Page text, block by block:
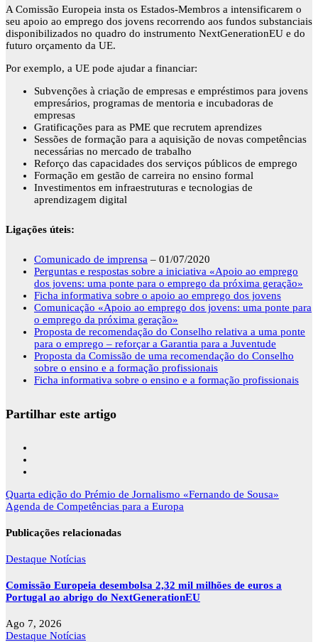
A Comissão Europeia insta os Estados-Membros a intensificarem o
seu apoio ao emprego dos jovens recorrendo aos fundos substanciais
disponibilizados no quadro do instrumento NextGenerationEU e do
futuro orçamento da UE.
Por exemplo, a UE pode ajudar a financiar:
Subvenções à criação de empresas e empréstimos para jovens
empresários, programas de mentoria e incubadoras de
empresas
Gratificações para as PME que recrutem aprendizes
Sessões de formação para a aquisição de novas competências
necessárias no mercado de trabalho
Reforço das capacidades dos serviços públicos de emprego
Formação em gestão de carreira no ensino formal
Investimentos em infraestruturas e tecnologias de
aprendizagem digital
Ligações úteis:
Comunicado de imprensa – 01/07/2020
Perguntas e respostas sobre a iniciativa «Apoio ao emprego
dos jovens: uma ponte para o emprego da próxima geração»
Ficha informativa sobre o apoio ao emprego dos jovens
Comunicação «Apoio ao emprego dos jovens: uma ponte para
o emprego da próxima geração»
Proposta de recomendação do Conselho relativa a uma ponte
para o emprego – reforçar a Garantia para a Juventude
Proposta da Comissão de uma recomendação do Conselho
sobre o ensino e a formação profissionais
Ficha informativa sobre o ensino e a formação profissionais
Partilhar este artigo
Navegação
de
Quarta edição do Prémio de Jornalismo «Fernando de Sousa»
Agenda de Competências para a Europa
Publicações relacionadas
Destaque Notícias
Comissão Europeia desembolsa 2,32 mil milhões de euros a
Portugal ao abrigo do NextGenerationEU
Ago 7, 2026
Destaque Notícias